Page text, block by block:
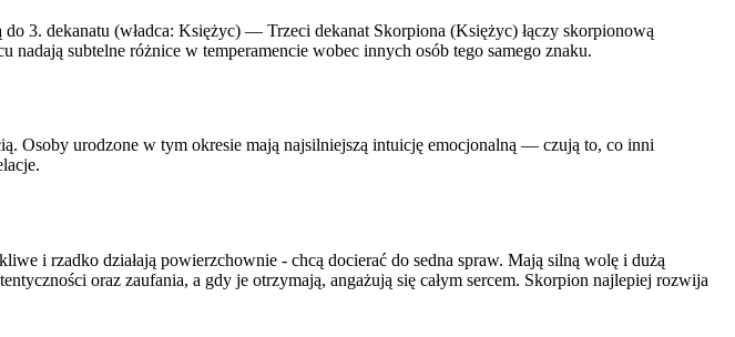
3. dekanatu (władca: Księżyc) — Trzeci dekanat Skorpiona (Księżyc) łączy skorpionową
subtelne różnice w temperamencie wobec innych osób tego samego znaku.
Osoby urodzone w tym okresie mają najsilniejszą intuicję emocjonalną — czują to, co inni
i rzadko działają powierzchownie - chcą docierać do sedna spraw. Mają silną wolę i dużą
oraz zaufania, a gdy je otrzymają, angażują się całym sercem. Skorpion najlepiej rozwija